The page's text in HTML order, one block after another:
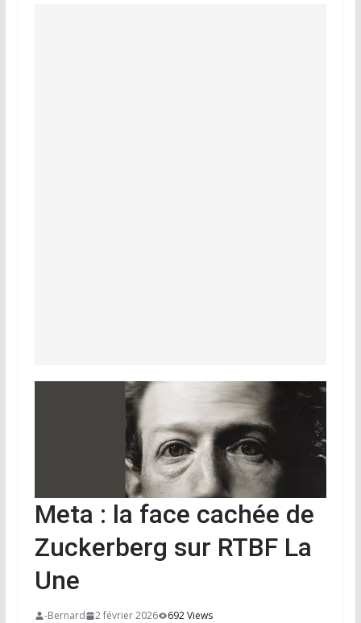
Meta : la face cachée de
Zuckerberg sur RTBF La
Une
-Bernard 2 février 2026
692 Views